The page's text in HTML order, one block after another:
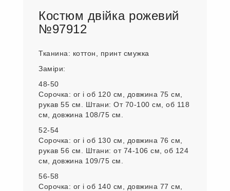
Костюм двійка рожевий
№97912
Тканина: коттон, принт смужка
Заміри:
48-50
Сорочка: ог і об 120 см, довжина 75 см,
рукав 55 см. Штани: От 70-100 см, об 118
см, довжина 108/75 см.
52-54
Сорочка: ог і об 130 см, довжина 76 см,
рукав 56 см. Штани: от 74-106 см, об 124
см, довжина 109/75 см.
56-58
Сорочка: ог і об 140 см, довжина 77 см,